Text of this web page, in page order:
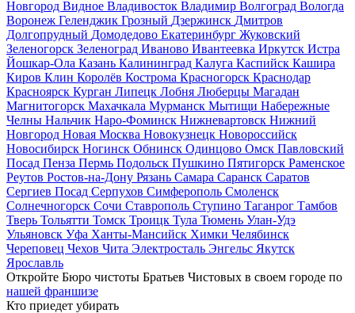
Новгород Видное Владивосток Владимир Волгоград Вологда
Воронеж Геленджик Грозный Дзержинск Дмитров
Долгопрудный Домодедово Екатеринбург Жуковский
Зеленогорск Зеленоград Иваново Ивантеевка Иркутск Истра
Йошкар-Ола Казань Калининград Калуга Каспийск Кашира
Киров Клин Королёв Кострома Красногорск Краснодар
Красноярск Курган Липецк Лобня Люберцы Магадан
Магнитогорск Махачкала Мурманск Мытищи Набережные
Челны Нальчик Наро-Фоминск Нижневартовск Нижний
Новгород Новая Москва Новокузнецк Новороссийск
Новосибирск Ногинск Обнинск Одинцово Омск Павловский
Посад Пенза Пермь Подольск Пушкино Пятигорск Раменское
Реутов Ростов-на-Дону Рязань Самара Саранск Саратов
Сергиев Посад Серпухов Симферополь Смоленск
Солнечногорск Сочи Ставрополь Ступино Таганрог Тамбов
Тверь Тольятти Томск Троицк Тула Тюмень Улан-Удэ
Ульяновск Уфа Ханты-Мансийск Химки Челябинск
Череповец Чехов Чита Электросталь Энгельс Якутск
Ярославль
Откройте Бюро чистоты Братьев Чистовых в своем городе по
нашей франшизе
Кто приедет убирать